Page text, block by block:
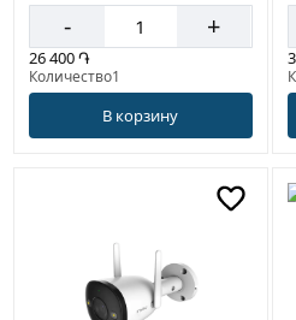
- +
26 400 ֏
Количество1
В корзину